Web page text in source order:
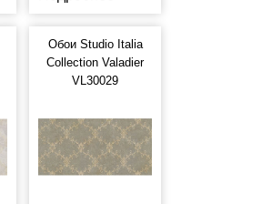
Обои Studio Italia
Collection Valadier
VL30029